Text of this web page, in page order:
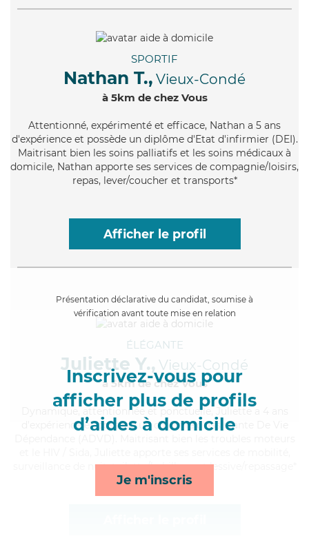
SPORTIF
Nathan T., Vieux-Condé
à 5km de chez Vous
Attentionné, expérimenté et efficace, Nathan a 5 ans
d'expérience et possède un diplôme d'Etat d'infirmier (DEI).
Maitrisant bien les soins palliatifs et les soins médicaux à
domicile, Nathan apporte ses services de compagnie/loisirs,
repas, lever/coucher et transports*
Afficher le profil
Présentation déclarative du candidat, soumise à
vérification avant toute mise en relation
Inscrivez-vous pour
afficher plus de profils
d’aides à domicile
Je m'inscris
ÉLÉGANTE
Juliette Y., Vieux-Condé
à 5km de chez Vous
, attentionnée et ponctuelle, Juliette a 4 ans
d'expérience et possède un diplôme d'Assistante De Vie
surveillance de nuit, toilette/habillage et lessive/repassage*